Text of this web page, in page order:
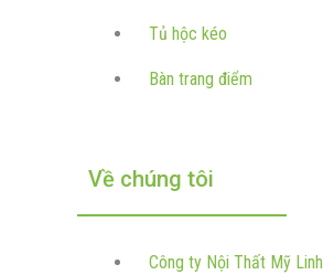
Tủ hộc kéo
Bàn trang điểm
Về chúng tôi
Công ty Nội Thất Mỹ Linh